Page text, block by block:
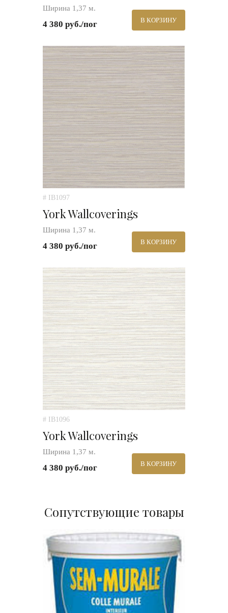
Ширина 1,37 м.
4 380 руб./пог В КОРЗИНУ
# IB1097
York Wallcoverings
Ширина 1,37 м.
4 380 руб./пог В КОРЗИНУ
# IB1096
York Wallcoverings
Ширина 1,37 м.
4 380 руб./пог В КОРЗИНУ
Сопутствующие товары